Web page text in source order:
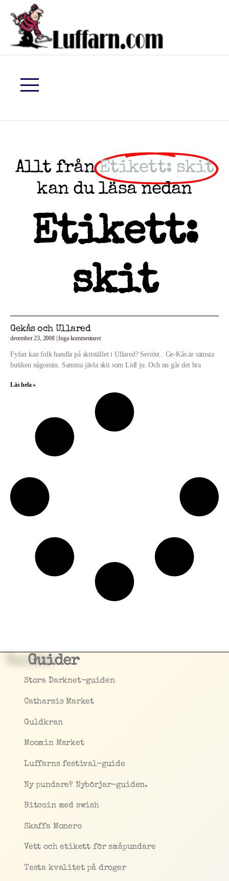
Allt från Etikett: skit
kan du läsa nedan
Etikett:
skit
Gekås och Ullared
december 23, 2008 Inga kommentarer
Fyfan kan folk handla på skitstället i Ullared? Seriöst.. Ge-Kås är sämsta
butiken någonsin. Samma jävla skit som Lidl ju. Och nu går det bra
Läs hela »
Guider
Stora Darknet-guiden
Catharsis Market
Guldkran
Moomin Market
Luffarns festival-guide
Ny pundare? Nybörjar-guiden.
Bitcoin med swish
Skaffa Monero
Vett och etikett för småpundare
Testa kvalitet på droger